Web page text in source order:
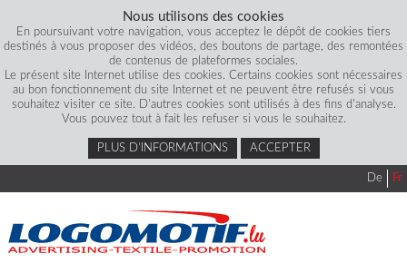
Nous utilisons des cookies
En poursuivant votre navigation, vous acceptez le dépôt de cookies tiers
destinés à vous proposer des vidéos, des boutons de partage, des remontées
de contenus de plateformes sociales.
Le présent site Internet utilise des cookies. Certains cookies sont nécessaires
au bon fonctionnement du site Internet et ne peuvent être refusés si vous
souhaitez visiter ce site. D'autres cookies sont utilisés à des fins d'analyse.
Vous pouvez tout à fait les refuser si vous le souhaitez.
PLUS D’INFORMATIONS ACCEPTER
De Fr